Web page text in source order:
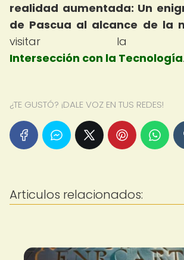
realidad aumentada: Un
de Pascua al alcance de la
visitar la
Intersección con la Tecnología.
¿TE GUSTÓ? ¡DALE VOZ EN TUS REDES!
Articulos relacionados: